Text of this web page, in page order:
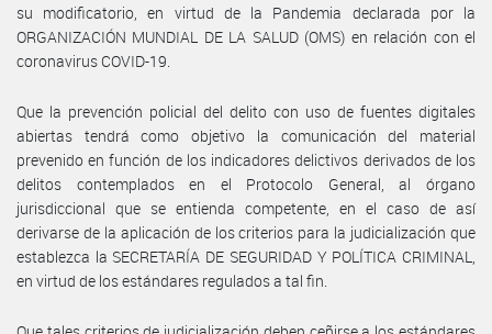
su modificatorio, en virtud de la Pandemia declarada por la
ORGANIZACIÓN MUNDIAL DE LA SALUD (OMS) en relación con el
coronavirus COVID-19.
Que la prevención policial del delito con uso de fuentes digitales
abiertas tendrá como objetivo la comunicación del material
prevenido en función de los indicadores delictivos derivados de los
delitos contemplados en el Protocolo General, al órgano
jurisdiccional que se entienda competente, en el caso de así
derivarse de la aplicación de los criterios para la judicialización que
establezca la SECRETARÍA DE SEGURIDAD Y POLÍTICA CRIMINAL,
en virtud de los estándares regulados a tal fin.